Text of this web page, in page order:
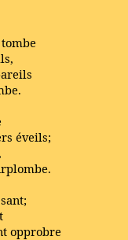
éveils;
opprobre